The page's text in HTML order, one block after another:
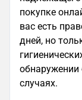
покупке
вас есть
дней, но
обнаружении
случаях.